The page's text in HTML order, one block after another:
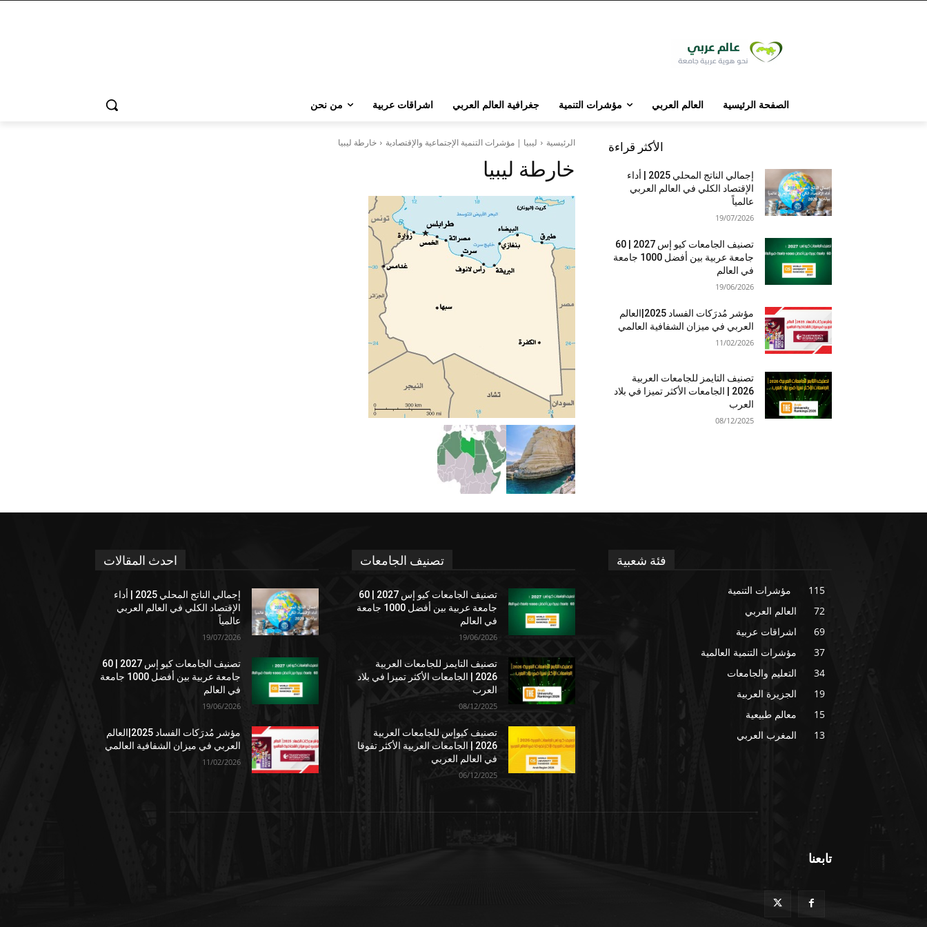
الصفحة الرئيسية العالم العربي مؤشرات التنمية جغرافية العالم العربي اشراقات عربية من نحن
الرئيسية ليبيا | مؤشرات التنمية الإجتماعية والإقتصادية خارطة ليبيا
خارطة ليبيا
الأكثر قراءة
إجمالي الناتج المحلي 2025 | أداء
الإقتصاد الكلي في العالم العربي
عالمياً
19/07/2026
تصنيف الجامعات كيو إس 2027 | 60
جامعة عربية بين أفضل 1000 جامعة
في العالم
19/06/2026
مؤشر مُدرَكات الفساد 2025|العالم
العربي في ميزان الشفافية العالمي
11/02/2026
تصنيف التايمز للجامعات العربية
2026 | الجامعات الأكثر تميزا في بلاد
العرب
08/12/2025
احدث المقالات
إجمالي الناتج المحلي 2025 | أداء
الإقتصاد الكلي في العالم العربي
عالمياً
19/07/2026
تصنيف الجامعات كيو إس 2027 | 60
جامعة عربية بين أفضل 1000 جامعة
في العالم
19/06/2026
مؤشر مُدرَكات الفساد 2025|العالم
العربي في ميزان الشفافية العالمي
11/02/2026
تصنيف الجامعات
تصنيف الجامعات كيو إس 2027 | 60
جامعة عربية بين أفضل 1000 جامعة
في العالم
19/06/2026
تصنيف التايمز للجامعات العربية
2026 | الجامعات الأكثر تميزا في بلاد
العرب
08/12/2025
تصنيف كيوإس للجامعات العربية
2026 | الجامعات العربية الأكثر تفوقا
في العالم العربي
06/12/2025
فئة شعبية
مؤشرات التنمية
115
العالم العربي
72
اشراقات عربية
69
مؤشرات التنمية العالمية
37
التعليم والجامعات
34
الجزيرة العربية
19
معالم طبيعية
15
المغرب العربي
13
تابعنا